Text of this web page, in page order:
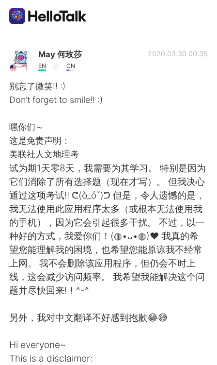
日本語
English
繁體中文 Español
العربية Français
Deutsch 한국어
Русский ไทย
Indonesia Italiano
Türkçe
Português
May 何玫莎
EN CN
2020.03.30 00:35
别忘了微笑!! :)
Don’t forget to smile!! :)
嘿你们～
这是免责声明：
美联社人文地理考
试为期1天零8天，我需要为其学习。 特别是因为
它们消除了所有选择题（现在才写）。 但我决心
通过这项考试!! ᕦ(ò_óˇ)ᕤ 但是，令人遗憾的是，
我无法使用此应用程序太多（或根本无法使用我
的手机），因为它会引起很多干扰。 不过，以一
种好的方式，我爱你们！(◍•ᴗ•◍)❤ 我真的希
望您能理解我的困境，也希望您能原谅我不经常
上网。 我不会删除该应用程序，但仍会不时上
线，这会减少访问频率。 我希望我能解决这个问
题并尽快回来!！^-^
另外，我对中文翻译不好感到抱歉😂😅
Hi everyone~
This is a disclaimer: